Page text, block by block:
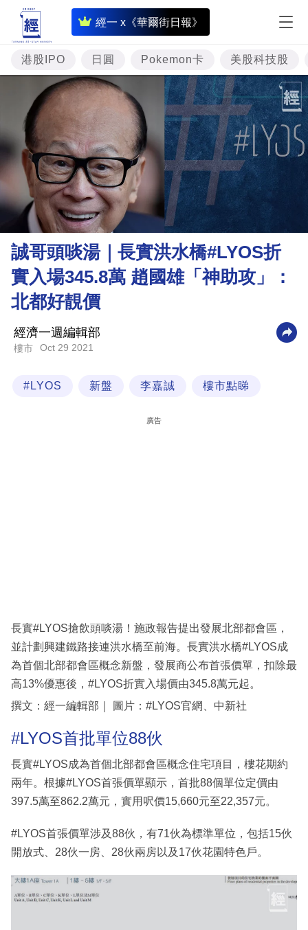
經一 x《華爾街日報》
即
時
財
經
專
題
投
資
樓
市
理
財
商
業
科
技
場
港股IPO 日圓 Pokemon卡 美股科技股
誠哥頭啖湯｜長實洪水橋#LYOS折
實入場345.8萬 趙國雄「神助攻」：
北都好靚價
經濟一週編輯部
樓市 Oct 29 2021
#LYOS 新盤 李嘉誠 樓市點睇
廣告
長實#LYOS搶飲頭啖湯！施政報告提出發展北部都會區，
並計劃興建鐵路接連洪水橋至前海。長實洪水橋#LYOS成
為首個北部都會區概念新盤，發展商公布首張價單，扣除最
高13%優惠後，#LYOS折實入場價由345.8萬元起。
撰文：經一編輯部｜ 圖片：#LYOS官網、中新社
#LYOS首批單位88伙
長實#LYOS成為首個北部都會區概念住宅項目，樓花期約
兩年。根據#LYOS首張價單顯示，首批88個單位定價由
397.5萬至862.2萬元，實用呎價15,660元至22,357元。
#LYOS首張價單涉及88伙，有71伙為標準單位，包括15伙
開放式、28伙一房、28伙兩房以及17伙花園特色戶。